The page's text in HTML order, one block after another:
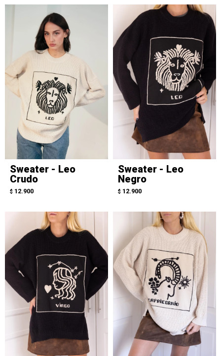
Sweater - Leo
Crudo
$ 12.900
Sweater - Leo
Negro
$ 12.900